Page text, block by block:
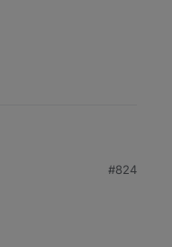
also akuten
#824